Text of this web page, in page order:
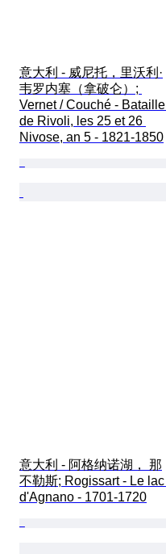
意大利 - 威尼托，里沃利·
韦罗内塞（拿破仑）;
Vernet / Couché - Bataille
de Rivoli, les 25 et 26
Nivose, an 5 - 1821-1850
意大利 - 阿格纳诺湖， 那
不勒斯; Rogissart - Le lac
d'Agnano - 1701-1720